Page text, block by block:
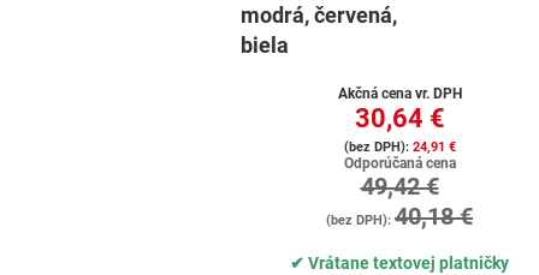
modrá, červená,
biela
Akčná cena vr. DPH
30,64 €
24,91 €
Odporúčaná cena
49,42 €
40,18 €
✔ Vrátane textovej platničky